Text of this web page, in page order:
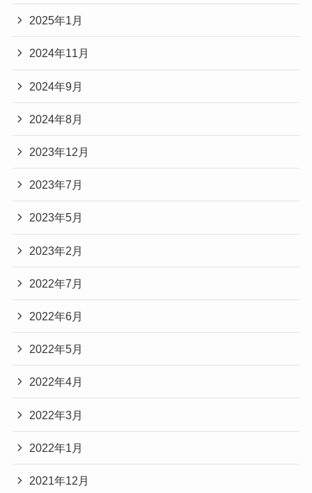
2025年1月
2024年11月
2024年9月
2024年8月
2023年12月
2023年7月
2023年5月
2023年2月
2022年7月
2022年6月
2022年5月
2022年4月
2022年3月
2022年1月
2021年12月